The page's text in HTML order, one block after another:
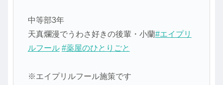
中等部3年
天真爛漫でうわさ好きの後輩・小蘭#エイプリ
ルフール #薬屋のひとりごと
※エイプリルフール施策です